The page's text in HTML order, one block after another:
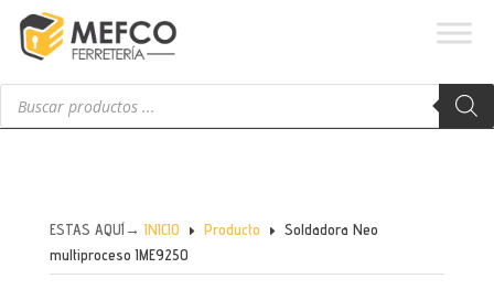
Búsqueda
productos
ESTAS AQUÍ→ INICIO E Producto E Soldadora Neo
multiproceso IME9250